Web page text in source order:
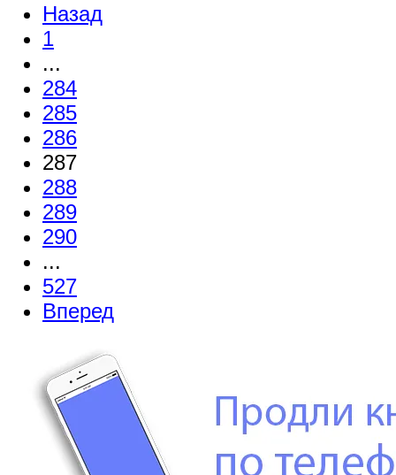
Назад
1
...
284
285
286
287
288
289
290
...
527
Вперед